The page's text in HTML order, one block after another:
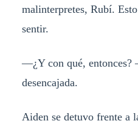
malinterpretes, Rubí.
sentir.
—¿Y con qué,
desencajada.
Aiden se detuvo frente a